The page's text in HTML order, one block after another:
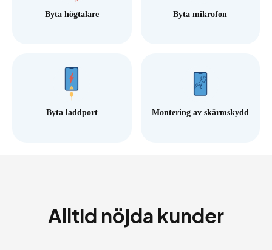
Byta högtalare Byta mikrofon
Byta laddport Montering av skärmskydd
Alltid nöjda kunder